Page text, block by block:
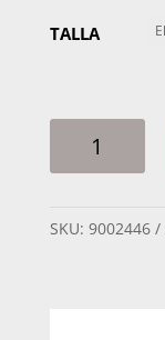
TALLA
MUJER
FRANCIA
SKU: 9002446